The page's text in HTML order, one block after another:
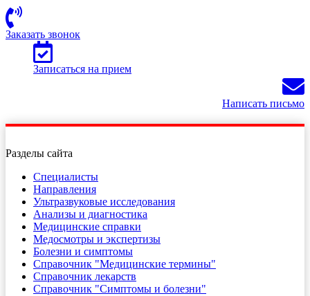
Заказать звонок
Записаться на прием
Написать письмо
Разделы сайта
Специалисты
Направления
Ультразвуковые исследования
Анализы и диагностика
Медицинские справки
Медосмотры и экспертизы
Болезни и симптомы
Справочник "Медицинские термины"
Справочник лекарств
Справочник "Симптомы и болезни"